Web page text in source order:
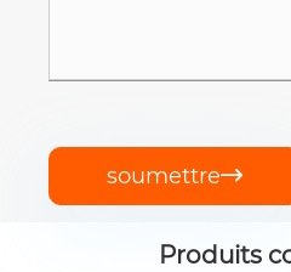
soumettre
Produits